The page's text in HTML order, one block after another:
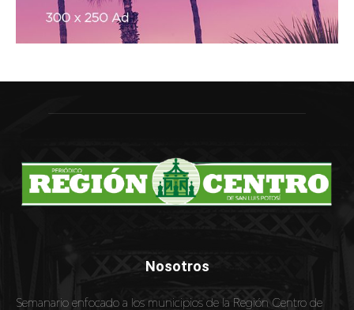
Nosotros
Semanario enfocado a los municipios de la Región Centro de